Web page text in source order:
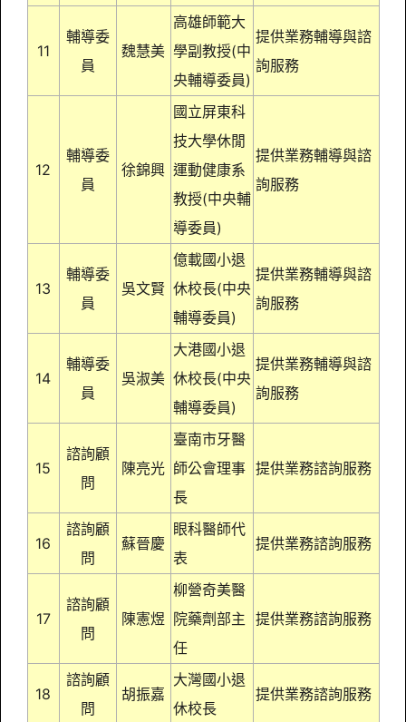
11
輔導委
員
魏慧美
高雄師範大
學副教授(中
央輔導委員)
提供業務輔導與諮
詢服務
12
輔導委
員
徐錦興
國立屏東科
技大學休閒
運動健康系
教授(中央輔
導委員)
提供業務輔導與諮
詢服務
13
輔導委
員
吳文賢
億載國小退
休校長(中央
輔導委員)
提供業務輔導與諮
詢服務
14
輔導委
員
吳淑美
大港國小退
休校長(中央
輔導委員)
提供業務輔導與諮
詢服務
15
諮詢顧
問
陳亮光
臺南市牙醫
師公會理事
長
提供業務諮詢服務
16
諮詢顧
問
蘇晉慶
眼科醫師代
表
提供業務諮詢服務
17
諮詢顧
問
陳憲煜
柳營奇美醫
院藥劑部主
任
提供業務諮詢服務
18
諮詢顧
問
胡振嘉
大灣國小退
休校長
提供業務諮詢服務